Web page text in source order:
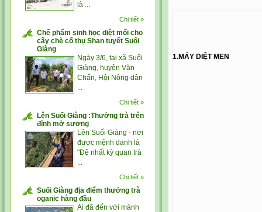
là ...
Chi tiết »
Chế phẩm sinh học diệt mối cho
cây chè cổ thụ Shan tuyết Suối
Giàng
Ngày 3/6, tại xã Suối
Giàng, huyện Văn
Chấn, Hội Nông dân
...
Chi tiết »
Lên Suối Giàng :Thưởng trà trên
đỉnh mờ sương
Lên Suối Giàng - nơi
được mệnh danh là
"Đệ nhất kỳ quan trà
...
Chi tiết »
Suối Giàng địa điểm thưởng trà
oganic hàng đầu
Ai đã đến với mảnh
1.MÁY DIỆT MEN